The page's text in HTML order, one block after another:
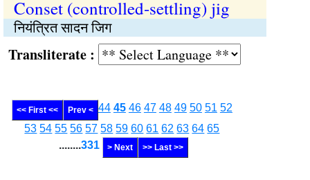
Conset (controlled-settling) jig
नियंत्रित सादन जिग
:
<< First << Prev < 44 45 46 47 48 49 50 51 52
53 54 55 56 57 58 59 60 61 62 63 64 65
........331 > Next >> Last >>